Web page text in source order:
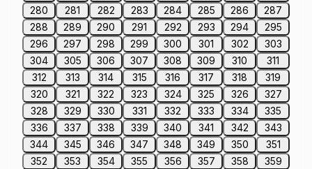
280
281 282 283 284 285 286
287
288
289 290 291 292 293 294
295
296
297 298 299 300 301 302
303
304
305 306 307 308 309 310
311
312
313 314 315 316 317 318
319
320
321 322 323 324 325 326
327
328
329 330 331 332 333 334
335
336
337 338 339 340 341 342
343
344
345 346 347 348 349 350
351
352
353 354 355 356 357 358
359